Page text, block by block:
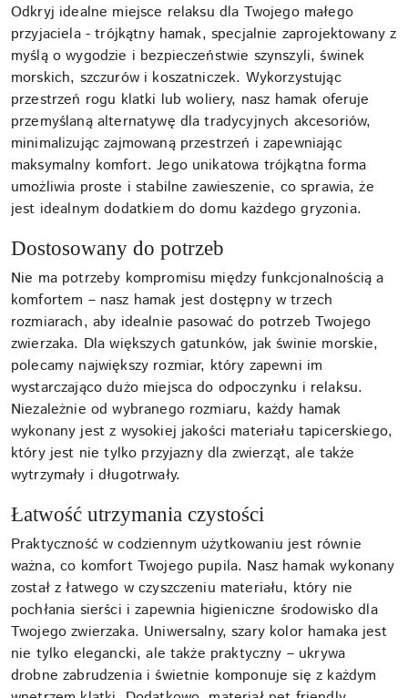
Odkryj idealne miejsce relaksu dla Twojego małego
przyjaciela - trójkątny hamak, specjalnie zaprojektowany z
myślą o wygodzie i bezpieczeństwie szynszyli, świnek
morskich, szczurów i koszatniczek. Wykorzystując
przestrzeń rogu klatki lub woliery, nasz hamak oferuje
przemyślaną alternatywę dla tradycyjnych akcesoriów,
minimalizując zajmowaną przestrzeń i zapewniając
maksymalny komfort. Jego unikatowa trójkątna forma
umożliwia proste i stabilne zawieszenie, co sprawia, że
jest idealnym dodatkiem do domu każdego gryzonia.
Dostosowany do potrzeb
Nie ma potrzeby kompromisu między funkcjonalnością a
komfortem – nasz hamak jest dostępny w trzech
rozmiarach, aby idealnie pasować do potrzeb Twojego
zwierzaka. Dla większych gatunków, jak świnie morskie,
polecamy największy rozmiar, który zapewni im
wystarczająco dużo miejsca do odpoczynku i relaksu.
Niezależnie od wybranego rozmiaru, każdy hamak
wykonany jest z wysokiej jakości materiału tapicerskiego,
który jest nie tylko przyjazny dla zwierząt, ale także
wytrzymały i długotrwały.
Łatwość utrzymania czystości
Praktyczność w codziennym użytkowaniu jest równie
ważna, co komfort Twojego pupila. Nasz hamak wykonany
został z łatwego w czyszczeniu materiału, który nie
pochłania sierści i zapewnia higieniczne środowisko dla
Twojego zwierzaka. Uniwersalny, szary kolor hamaka jest
nie tylko elegancki, ale także praktyczny – ukrywa
drobne zabrudzenia i świetnie komponuje się z każdym